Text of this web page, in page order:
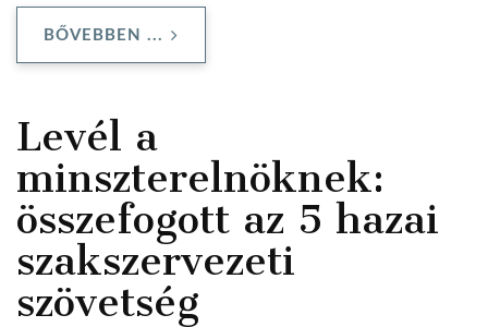
BŐVEBBEN ...
Levél a
minszterelnöknek:
összefogott az 5 hazai
szakszervezeti
szövetség